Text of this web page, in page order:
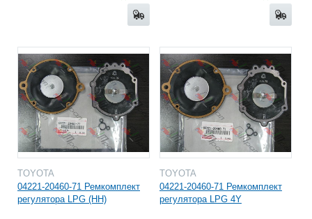
TOYOTA
04221-20460-71 Ремкомплект
регулятора LPG (HH)
TOYOTA
04221-20460-71 Ремкомплект
регулятора LPG 4Y